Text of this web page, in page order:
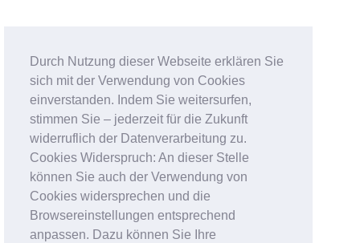
Durch Nutzung dieser Webseite erklären Sie
sich mit der Verwendung von Cookies
einverstanden. Indem Sie weitersurfen,
stimmen Sie – jederzeit für die Zukunft
widerruflich der Datenverarbeitung zu.
Cookies Widerspruch: An dieser Stelle
können Sie auch der Verwendung von
Cookies widersprechen und die
Browsereinstellungen entsprechend
anpassen. Dazu können Sie Ihre